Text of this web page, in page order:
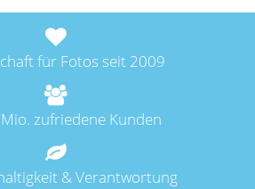
für Fotos seit 2009
zufriedene Kunden
& Verantwortung